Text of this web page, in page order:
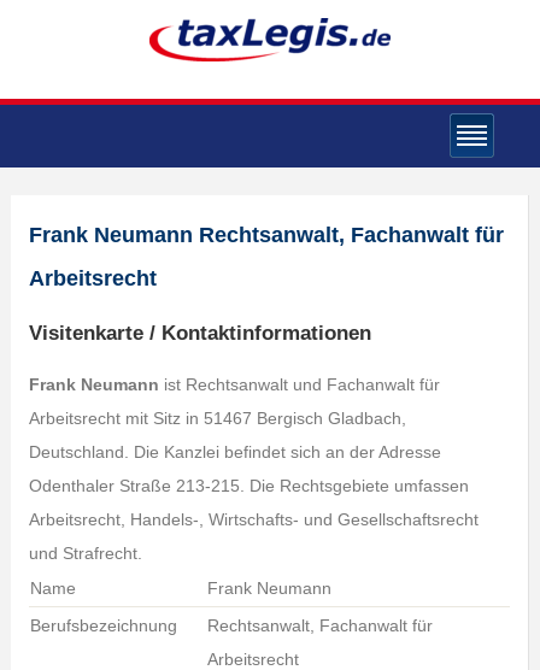
Frank Neumann Rechtsanwalt, Fachanwalt für
Arbeitsrecht
Visitenkarte / Kontaktinformationen
Frank Neumann ist Rechtsanwalt und Fachanwalt für
Arbeitsrecht mit Sitz in 51467 Bergisch Gladbach,
Deutschland. Die Kanzlei befindet sich an der Adresse
Odenthaler Straße 213-215. Die Rechtsgebiete umfassen
Arbeitsrecht, Handels-, Wirtschafts- und Gesellschaftsrecht
und Strafrecht.
Name
Frank Neumann
Berufsbezeichnung
Rechtsanwalt, Fachanwalt für
Arbeitsrecht